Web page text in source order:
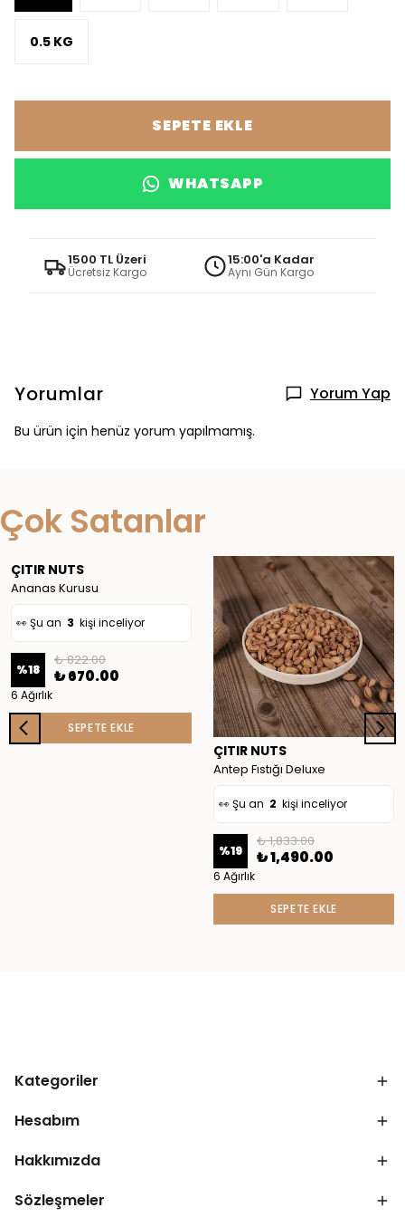
0.5 KG
SEPETE EKLE
WHATSAPP
1500 TL Üzeri
Ücretsiz Kargo
15:00'a Kadar
Aynı Gün Kargo
Yorumlar Yorum Yap
Bu ürün için henüz yorum yapılmamış.
Çok Satanlar
ÇITIR NUTS
Ananas Kurusu
❤️ kişi favoriledi
✅ Bugün10adet satıldı
👀 Şu an 3 kişi inceliyor
%18
₺ 822.00
₺ 670.00
6 Ağırlık
SEPETE EKLE
ÇITIR NUTS
Antep Fıstığı Deluxe
👀 Şu an2kişi inceliyor
❤️27kişi favoriledi
🛒4kişi sepete ekledi
✅ Bugün9adet satıldı
👀 Şu an 2 kişi inceliyor
%19
₺ 1,833.00
₺ 1,490.00
6 Ağırlık
SEPETE EKLE
Kategoriler
Hesabım
Hakkımızda
Sözleşmeler